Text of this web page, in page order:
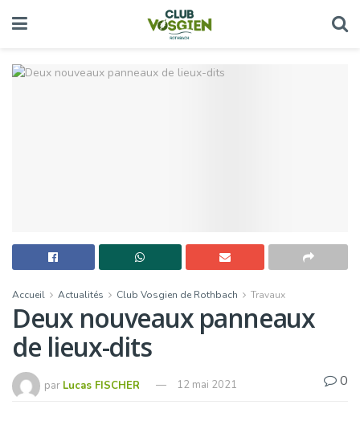
Accueil Actualités Club Vosgien de Rothbach Travaux
Deux nouveaux panneaux
de lieux-dits
par Lucas FISCHER 12 mai 2021 0